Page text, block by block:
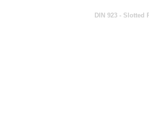
DIN 923 - Slotted